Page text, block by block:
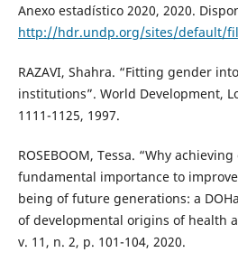
Anexo estadístico 2020, 2020.
http://hdr.undp.org/sites/default/
RAZAVI, Shahra. “Fitting gender
institutions”. World Development,
1111-1125, 1997.
ROSEBOOM, Tessa. “Why
fundamental importance to
being of future generations: a
of developmental origins of health
v. 11, n. 2, p. 101-104, 2020.